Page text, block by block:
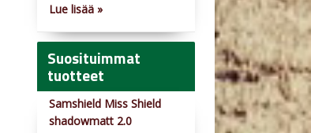
Lue lisää »
Suosituimmat
tuotteet
Samshield Miss Shield
shadowmatt 2.0